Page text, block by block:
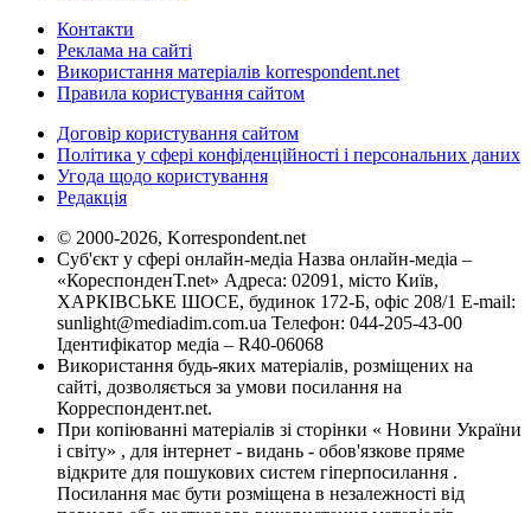
Контакти
Реклама на сайті
Використання матеріалів korrespondent.net
Правила користування сайтом
Договір користування сайтом
Політика у сфері конфіденційності і персональних даних
Угода щодо користування
Редакція
© 2000-2026, Korrespondent.net
Суб'єкт у сфері онлайн-медіа Назва онлайн-медіа –
«КореспонденТ.net» Адреса: 02091, місто Київ,
ХАРКІВСЬКЕ ШОСЕ, будинок 172-Б, офіс 208/1 E-mail:
sunlight@mediadim.com.ua Телефон: 044-205-43-00
Ідентифікатор медіа – R40-06068
Використання будь-яких матеріалів, розміщених на
сайті, дозволяється за умови посилання на
Корреспондент.net.
При копіюванні матеріалів зі сторінки « Новини України
і світу» , для інтернет - видань - обов'язкове пряме
відкрите для пошукових систем гіперпосилання .
Посилання має бути розміщена в незалежності від